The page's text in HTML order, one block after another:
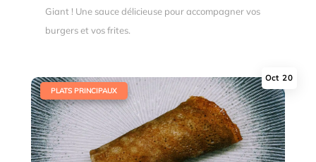
Giant ! Une sauce délicieuse pour accompagner vos
burgers et vos frites.
Oct 20
PLATS PRINCIPAUX